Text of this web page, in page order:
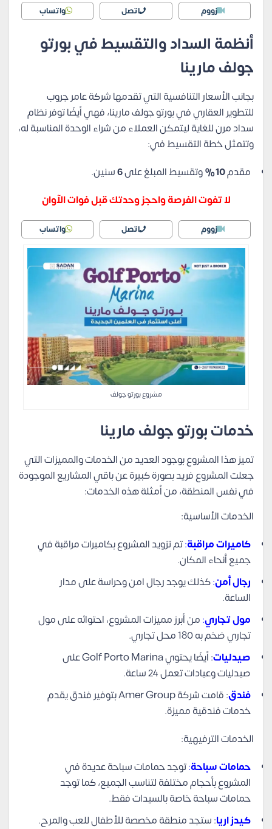
زووم اتصل واتساب
أنظمة السداد والتقسيط في بورتو
جولف مارينا
بجانب الأسعار التنافسية التي تقدمها شركة عامر جروب
للتطوير العقاري في بورتو جولف مارينا، فهي أيضًا توفر نظام
سداد مرن للغاية ليتمكن العملاء من شراء الوحدة المناسبة له،
وتتمثل خطة التقسيط في:
مقدم10% وتقسيط المبلغ على6سنين.
لا تفوت الفرصة واحجز وحدتك قبل فوات الآوان
زووم اتصل واتساب
مشروع بورتو جولف
خدمات بورتو جولف مارينا
تميز هذا المشروع بوجود العديد من الخدمات والمميزات التي
جعلت المشروع فريد بصورة كبيرة عن باقي المشاريع الموجودة
في نفس المنطقة، من أمثلة هذه الخدمات:
الخدمات الأساسية:
كاميرات مراقبة:تم تزويد المشروع بكاميرات مراقبة في
جميع أنحاء المكان.
رجال أمن:كذلك يوجد رجال امن وحراسة على مدار
الساعة.
مول تجاري:من أبرز مميزات المشروع، احتوائه على مول
تجاري ضخم به 180 محل تجاري.
صيدليات
: أيضًا يحتوي Golf Porto Marina على
صيدليات وعيادات تعمل 24 ساعة.
فندق
: قامت شركة Amer Group بتوفير فندق يقدم
خدمات فندقية مميزة.
الخدمات الترفيهية:
حمامات سباحة:توجد حمامات سباحة عديدة في
المشروع بأحجام مختلفة لتناسب الجميع، كما توجد
حمامات سباحة خاصة بالسيدات فقط.
كيدز اريا: ستجد منطقة مخصصة للأطفال للعب والمرح.